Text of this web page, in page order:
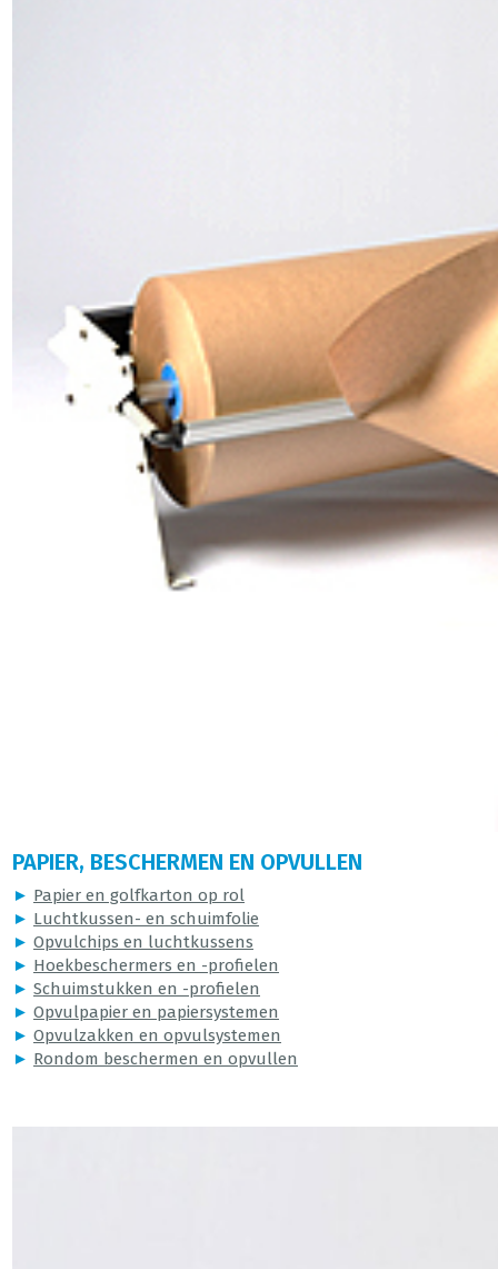
PAPIER, BESCHERMEN EN OPVULLEN
► Papier en golfkarton op rol
► Luchtkussen- en schuimfolie
► Opvulchips en luchtkussens
► Hoekbeschermers en -profielen
► Schuimstukken en -profielen
► Opvulpapier en papiersystemen
► Opvulzakken en opvulsystemen
► Rondom beschermen en opvullen